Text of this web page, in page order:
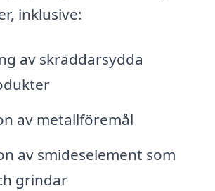
inklusive:
av skräddarsydda
av metallföremål
av smideselement som
grindar